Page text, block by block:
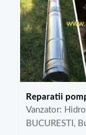
Reparatii
Vanzator:
BUCURESTI,